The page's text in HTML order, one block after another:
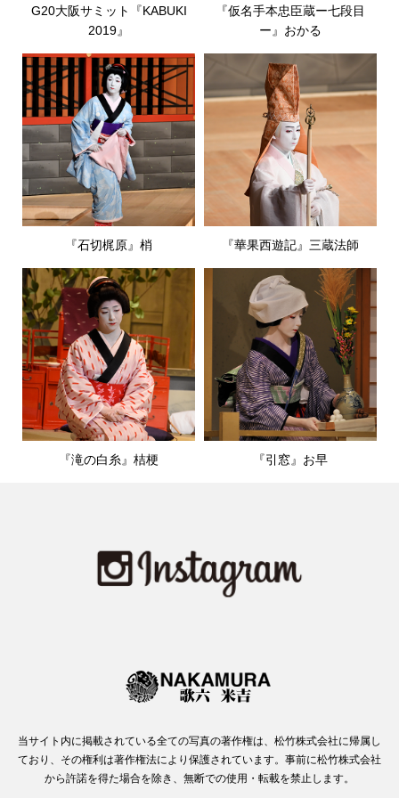
G20大阪サミット『KABUKI
2019』
『仮名手本忠臣蔵ー七段目
ー』おかる
『石切梶原』梢 『華果西遊記』三蔵法師
『滝の白糸』桔梗 『引窓』お早
当サイト内に掲載されている全ての写真の著作権は、松竹株式会社に帰属し
ており、その権利は著作権法により保護されています。事前に松竹株式会社
から許諾を得た場合を除き、無断での使用・転載を禁止します。